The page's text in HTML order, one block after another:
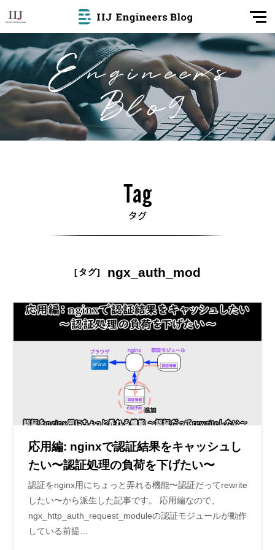
[タグ] ngx_auth_mod
応用編: nginxで認証結果をキャッシュし
たい〜認証処理の負荷を下げたい〜
認証をnginx用にちょっと弄れる機能〜認証だってrewrite
したい〜から派生した記事です。 応用編なので、
ngx_http_auth_request_moduleの認証モジュールが動作
している前提…